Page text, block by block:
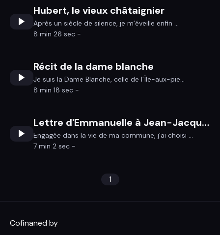
Hubert, le vieux châtaignier
Après un siècle de silence, je m’éveille enfin ...
8 min 26 sec -
Récit de la dame blanche
Je suis la Dame Blanche, celle de l’Île-aux-pie...
8 min 18 sec -
Lettre d'Emmanuelle à Jean-Jacques
Engagée dans la vie de ma commune, j’ai choisi ...
7 min 2 sec -
1
Cofinaned by